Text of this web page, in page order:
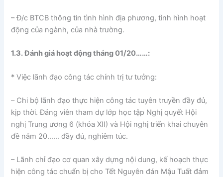
– Đ/c BTCB thông tin tình hình địa phương, tình hình hoạt
động của ngành, của nhà trường.
1.3. Đánh giá hoạt động tháng 01/20……:
* Việc lãnh đạo công tác chính trị tư tưởng:
– Chi bộ lãnh đạo thực hiện công tác tuyên truyền đầy đủ,
kịp thời. Đảng viên tham dự lớp học tập Nghị quyết Hội
nghị Trung ương 6 (khóa XII) và Hội nghị triển khai chuyên
đề năm 20…… đầy đủ, nghiêm túc.
– Lãnh chỉ đạo cơ quan xây dựng nội dung, kế hoạch thực
hiện công tác chuẩn bị cho Tết Nguyên đán Mậu Tuất đảm